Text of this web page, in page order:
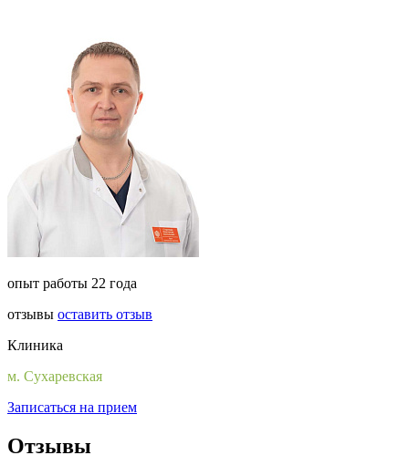
опыт работы 22 года
отзывы оставить отзыв
Клиника
м. Сухаревская
Записаться на прием
Отзывы